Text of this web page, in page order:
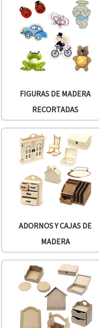
FIGURAS DE MADERA
RECORTADAS
ADORNOS Y CAJAS DE
MADERA